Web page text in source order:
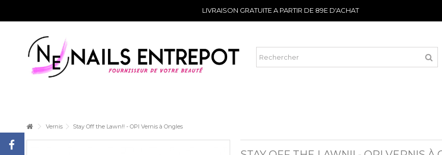
LIVRAISON GRATUITE A PARTIR DE 89E D'ACHAT
Vernis Stay Off the Lawn!! - OPI Vernis à Ongles